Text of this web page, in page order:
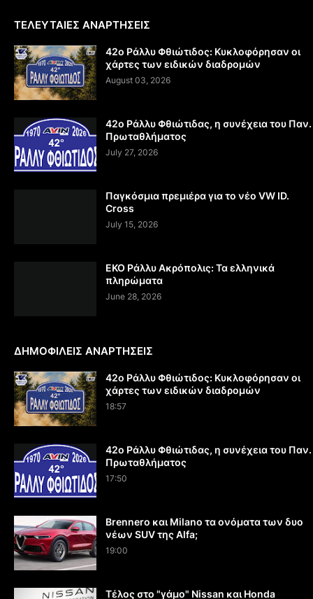
ΤΕΛΕΥΤΑΙΕΣ ΑΝΑΡΤΗΣΕΙΣ
42ο Ράλλυ Φθιώτιδος: Κυκλοφόρησαν οι
χάρτες των ειδικών διαδρομών
August 03, 2026
42ο Ράλλυ Φθιώτιδας, η συνέχεια του Παν.
Πρωταθλήματος
July 27, 2026
Παγκόσμια πρεμιέρα για το νέο VW ID.
Cross
July 15, 2026
EKO Ράλλυ Ακρόπολις: Τα ελληνικά
πληρώματα
June 28, 2026
ΔΗΜΟΦΙΛΕΙΣ ΑΝΑΡΤΗΣΕΙΣ
42ο Ράλλυ Φθιώτιδος: Κυκλοφόρησαν οι
χάρτες των ειδικών διαδρομών
18:57
42ο Ράλλυ Φθιώτιδας, η συνέχεια του Παν.
Πρωταθλήματος
17:50
Brennero και Milano τα ονόματα των δυο
νέων SUV της Alfa;
19:00
Τέλος στο "γάμο" Nissan και Honda